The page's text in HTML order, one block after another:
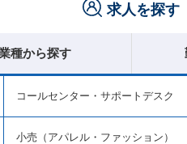
求人を探す
種から探す
コールセンター・サポートデスク
小売（アパレル・ファッション）